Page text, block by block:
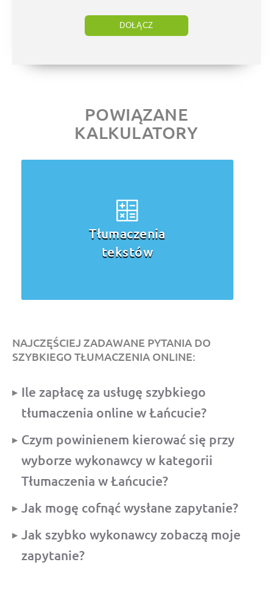
DOŁĄCZ
POWIĄZANE
KALKULATORY
NAJCZĘŚCIEJ ZADAWANE PYTANIA DO
SZYBKIEGO TŁUMACZENIA ONLINE:
Ile zapłacę za usługę szybkiego
tłumaczenia online w Łańcucie?
Czym powinienem kierować się przy
wyborze wykonawcy w kategorii
Tłumaczenia w Łańcucie?
Jak mogę cofnąć wysłane zapytanie?
Jak szybko wykonawcy zobaczą moje
zapytanie?